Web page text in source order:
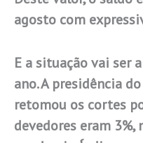
agosto com
E a situação vai ser
ano. A presidência
retomou os cortes
devedores eram 3%,